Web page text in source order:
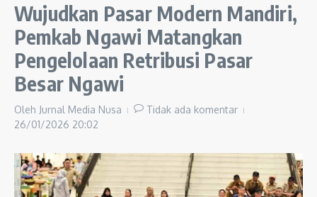
Wujudkan Pasar Modern Mandiri,
Pemkab Ngawi Matangkan
Pengelolaan Retribusi Pasar
Besar Ngawi
Oleh Jurnal Media Nusa
Tidak ada komentar
26/01/2026 20:02